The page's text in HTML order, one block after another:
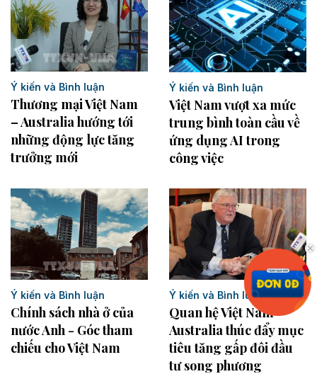
Ý kiến và Bình luận
Thương mại Việt Nam
– Australia hướng tới
những động lực tăng
trưởng mới
Ý kiến và Bình luận
Việt Nam vượt xa mức
trung bình toàn cầu về
ứng dụng AI trong
công việc
Ý kiến và Bình luận
Chính sách nhà ở của
nước Anh - Góc tham
chiếu cho Việt Nam
Ý kiến và Bình luận
Quan hệ Việt Nam-
Australia thúc đẩy mục
tiêu tăng gấp đôi đầu
tư song phương